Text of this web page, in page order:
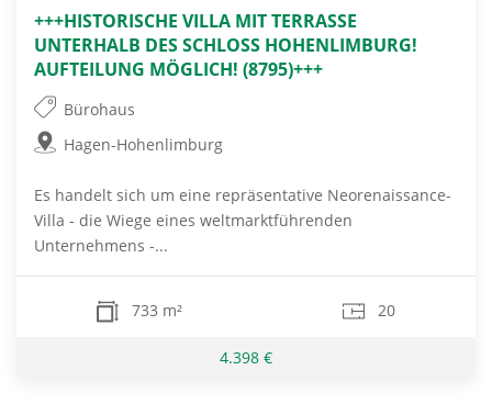
+++HISTORISCHE VILLA MIT TERRASSE
UNTERHALB DES SCHLOSS HOHENLIMBURG!
AUFTEILUNG MÖGLICH! (8795)+++
Bürohaus
Hagen-Hohenlimburg
Es handelt sich um eine repräsentative Neorenaissance-
Villa - die Wiege eines weltmarktführenden
Unternehmens -...
733 m² 20
4.398 €